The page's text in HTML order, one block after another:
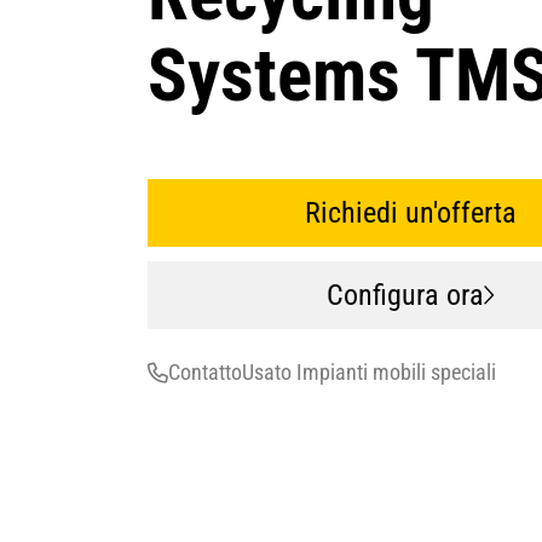
Systems
Richiedi un'offerta
Configura ora
ContattoUsato Impianti mobili speciali